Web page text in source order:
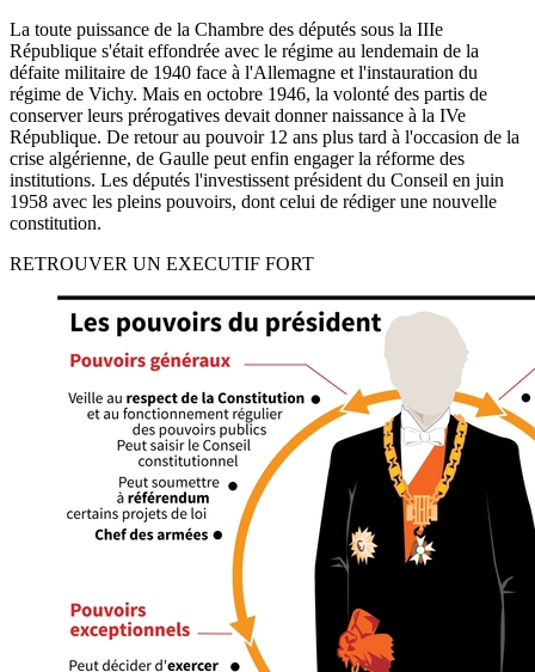
La toute puissance de la Chambre des députés sous la IIIe
République s'était effondrée avec le régime au lendemain de la
défaite militaire de 1940 face à l'Allemagne et l'instauration du
régime de Vichy. Mais en octobre 1946, la volonté des partis de
conserver leurs prérogatives devait donner naissance à la IVe
République. De retour au pouvoir 12 ans plus tard à l'occasion de la
crise algérienne, de Gaulle peut enfin engager la réforme des
institutions. Les députés l'investissent président du Conseil en juin
1958 avec les pleins pouvoirs, dont celui de rédiger une nouvelle
constitution.
RETROUVER UN EXECUTIF FORT